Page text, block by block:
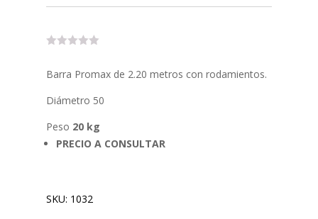
Barra Promax de 2.20 metros con rodamientos.
Diámetro 50
Peso 20 kg
PRECIO A CONSULTAR
SKU: 1032